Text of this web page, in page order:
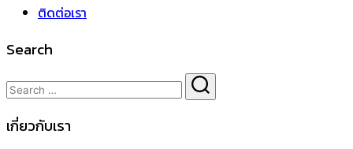
ติดต่อเรา
Search
เกี่ยวกับเรา